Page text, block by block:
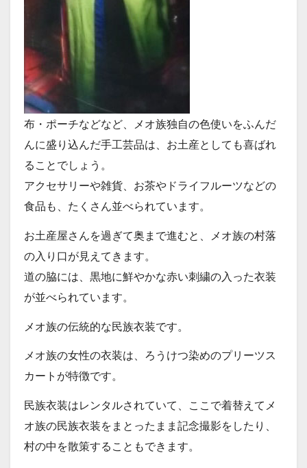
布・ポーチなどなど、メオ族独自の色使いをふんだ
んに盛り込んだ手工芸品は、お土産としても喜ばれ
ることでしょう。
アクセサリーや雑貨、お茶やドライフルーツなどの
食品も、たくさん並べられています。
お土産屋さんを過ぎて奥まで進むと、メオ族の村落
の入り口が見えてきます。
道の脇には、黒地に鮮やかな赤い刺繍の入った衣装
が並べられています。
メオ族の伝統的な民族衣装です。
メオ族の女性の衣装は、ろうけつ染めのプリーツス
カートが特徴です。
民族衣装はレンタルされていて、ここで着替えてメ
オ族の民族衣装をまとったまま記念撮影をしたり、
村の中を散策することもできます。